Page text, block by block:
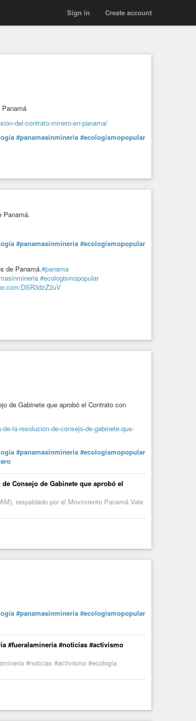
Create account
Sign in
del-contrato-minero-en-panama/
#panamasinmineria #ecologismopopular
Panamá.
#panamasinmineria #ecologismopopular
de Panamá.#panama
#ecologismopopular
DSR3dzZ2uV
de Gabinete que aprobó el Contrato con
la-resolucion-de-consejo-de-gabinete-que-
#panamasinmineria #ecologismopopular
Consejo de Gabinete que aprobó el
respaldado por el Movimiento Panamá Vale
#panamasinmineria #ecologismopopular
#fueralamineria #noticias #activismo
#noticias #activismo #ecología